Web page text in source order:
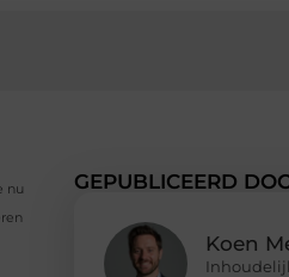
nu
GEPUBLICEERD
Koen